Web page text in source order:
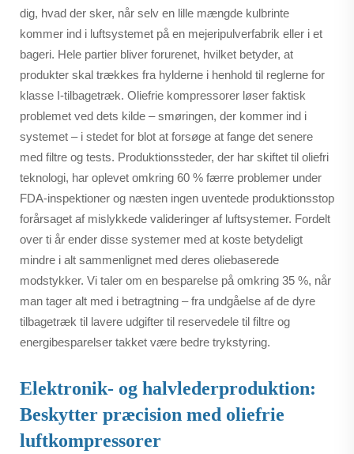
dig, hvad der sker, når selv en lille mængde kulbrinte
kommer ind i luftsystemet på en mejeripulverfabrik eller i et
bageri. Hele partier bliver forurenet, hvilket betyder, at
produkter skal trækkes fra hylderne i henhold til reglerne for
klasse I-tilbagetræk. Oliefrie kompressorer løser faktisk
problemet ved dets kilde – smøringen, der kommer ind i
systemet – i stedet for blot at forsøge at fange det senere
med filtre og tests. Produktionssteder, der har skiftet til oliefri
teknologi, har oplevet omkring 60 % færre problemer under
FDA-inspektioner og næsten ingen uventede produktionsstop
forårsaget af mislykkede valideringer af luftsystemer. Fordelt
over ti år ender disse systemer med at koste betydeligt
mindre i alt sammenlignet med deres oliebaserede
modstykker. Vi taler om en besparelse på omkring 35 %, når
man tager alt med i betragtning – fra undgåelse af de dyre
tilbagetræk til lavere udgifter til reservedele til filtre og
energibesparelser takket være bedre trykstyring.
Elektronik- og halvlederproduktion:
Beskytter præcision med oliefrie
luftkompressorer